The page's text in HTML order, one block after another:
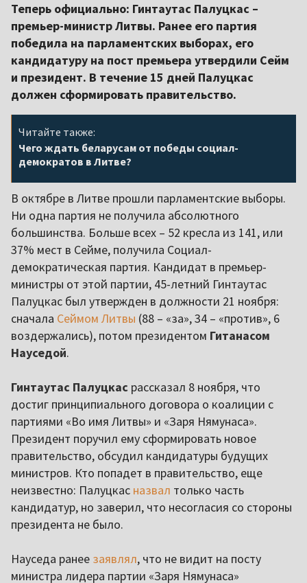
Теперь официально: Гинтаутас Палуцкас –
премьер-министр Литвы. Ранее его партия
победила на парламентских выборах, его
кандидатуру на пост премьера утвердили Сейм
и президент. В течение 15 дней Палуцкас
должен сформировать правительство.
Читайте также:
Чего ждать беларусам от победы социал-
демократов в Литве?
В октябре в Литве прошли парламентские выборы.
Ни одна партия не получила абсолютного
большинства. Больше всех – 52 кресла из 141, или
37% мест в Сейме, получила Социал-
демократическая партия. Кандидат в премьер-
министры от этой партии, 45-летний Гинтаутас
Палуцкас был утвержден в должности 21 ноября:
сначала Сеймом Литвы (88 – «за», 34 – «против», 6
воздержались), потом президентом Гитанасом
Науседой.
Гинтаутас Палуцкас рассказал 8 ноября, что
достиг принципиального договора о коалиции с
партиями «Во имя Литвы» и «Заря Нямунаса».
Президент поручил ему сформировать новое
правительство, обсудил кандидатуры будущих
министров. Кто попадет в правительство, еще
неизвестно: Палуцкас назвал только часть
кандидатур, но заверил, что несогласия со стороны
президента не было.
Науседа ранее заявлял, что не видит на посту
министра лидера партии «Заря Нямунаса»